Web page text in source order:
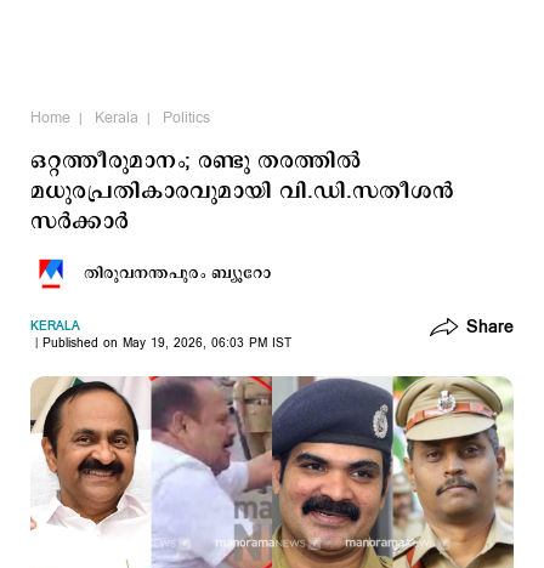
Home Kerala Politics
ഒറ്റത്തീരുമാനം; രണ്ടു തരത്തില്‍
മധുരപ്രതികാരവുമായി വി.ഡി.സതീശന്‍
സര്‍ക്കാര്‍
തിരുവനന്തപുരം ബ്യൂറോ
KERALA
Published on May 19, 2026, 06:03 PM IST
Share